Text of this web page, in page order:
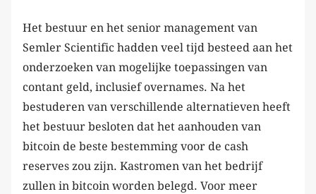
Het bestuur en het senior management van
Semler Scientific hadden veel tijd besteed aan het
onderzoeken van mogelijke toepassingen van
contant geld, inclusief overnames. Na het
bestuderen van verschillende alternatieven heeft
het bestuur besloten dat het aanhouden van
bitcoin de beste bestemming voor de cash
reserves zou zijn. Kastromen van het bedrijf
zullen in bitcoin worden belegd. Voor meer